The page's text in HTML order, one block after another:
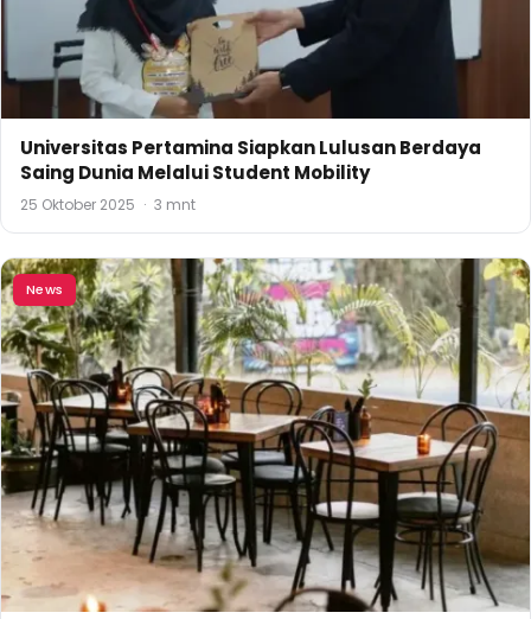
Universitas Pertamina Siapkan Lulusan Berdaya
Saing Dunia Melalui Student Mobility
25 Oktober 2025 · 3 mnt
News